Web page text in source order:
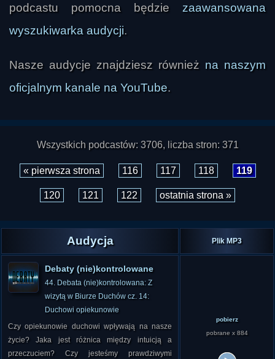
podcastu pomocna będzie zaawansowana
wyszukiwarka audycji.
Nasze audycje znajdziesz również na naszym
oficjalnym kanale na YouTube.
Wszystkich podcastów: 3706, liczba stron: 371
« pierwsza strona 116 117 118 119
120 121 122 ostatnia strona »
Audycja Plik MP3
Debaty (nie)kontrolowane
44. Debata (nie)kontrolowana: Z
wizytą w Biurze Duchów cz. 14:
Duchowi opiekunowie
Czy opiekunowie duchowi wpływają na nasze
życie? Jaka jest różnica między intuicją a
przeczuciem? Czy jesteśmy prawdziwymi
pobierz
pobrane x 884